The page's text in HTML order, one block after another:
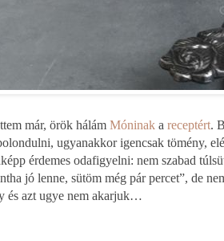
már, örök hálám Móninak a receptért.
ugyanakkor igencsak tömény,
érdemes odafigyelni: nem szabad
jó lenne, sütöm még pár percet”, de
és azt ugye nem akarjuk…